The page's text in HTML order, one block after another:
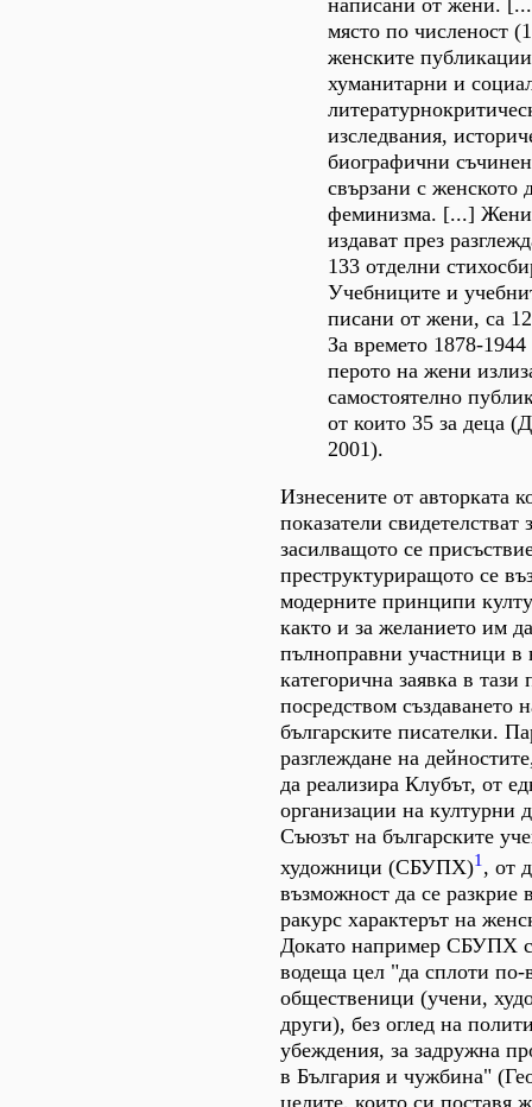
написани от жени.
място по численост
женските
хуманитарни и
изследвания,
биографични
свързани с женското
феминизма. [...]
издават през
133 отделни
Учебниците и
писани от жени, са
За времето 1878-1944
перото на жени
самостоятелно
от които 35 за деца
2001).
Изнесените от авторката
показатели свидетелстват
засилващото се
преструктуриращото се
модерните принципи
както и за желанието им
пълноправни участници в
категорична заявка в тази
посредством създаването
българските писателки.
разглеждане на
да реализира Клубът, от
организации на културни
Съюзът на българските
художници (СБУПХ)1 , от
възможност да се разкрие
ракурс характерът на
Докато например СБУПХ
водеща цел "да сплоти по-
общественици (учени,
други), без оглед на
убеждения, за задружна
в България и чужбина"
целите, които си поставя